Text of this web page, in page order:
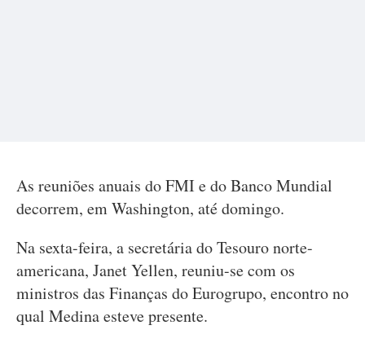
As reuniões anuais do FMI e do Banco Mundial
decorrem, em Washington, até domingo.
Na sexta-feira, a secretária do Tesouro norte-
americana, Janet Yellen, reuniu-se com os
ministros das Finanças do Eurogrupo, encontro no
qual Medina esteve presente.